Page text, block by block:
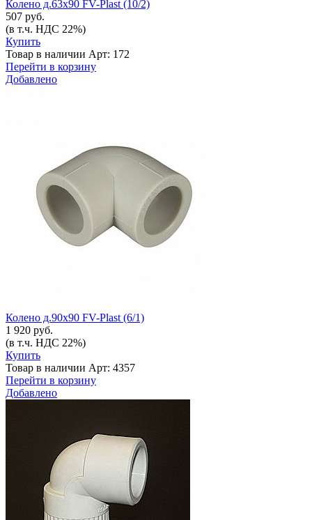
Колено д.63х90 FV-Plast (10/2)
507 руб.
(в т.ч. НДС 22%)
Купить
Товар в наличии Арт: 172
Перейти в корзину
Добавлено
Колено д.90х90 FV-Plast (6/1)
1 920 руб.
(в т.ч. НДС 22%)
Купить
Товар в наличии Арт: 4357
Перейти в корзину
Добавлено